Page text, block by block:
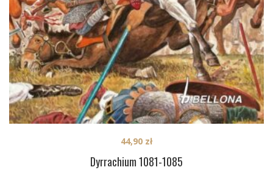
Dyrrachium 1081-1085
44,90 zł